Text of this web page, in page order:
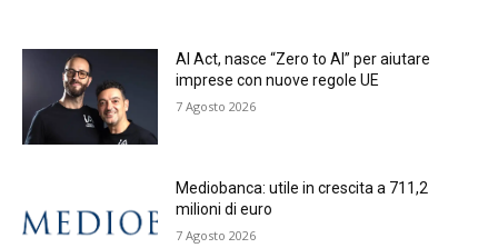
AI Act, nasce “Zero to AI” per aiutare
imprese con nuove regole UE
7 Agosto 2026
Mediobanca: utile in crescita a 711,2
milioni di euro
7 Agosto 2026